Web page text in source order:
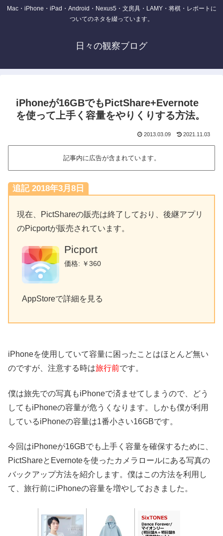
Mac・iPhone・iPad・Android・Nexus5・文房具・LAMY・将棋・レポートに
ついてのネタを綴っています。
日々の観察ブログ
iPhoneが16GBでもPictShare+Evernote
を使って上手く容量をやりくりする方法。
2013.03.09 2021.11.03
記事内に広告が含まれています。
追記 2018年3月8日
現在、PictShareの販売は終了しており、後継アプリ
のPicportが販売されています。
Picport
価格: ￥360
AppStoreで詳細を見る
iPhoneを使用していて容量に困ったことはほとんど無い
のですが、注意する時は旅行前です。
僕は旅先での写真もiPhoneで済ませてしまうので、どう
してもiPhoneの容量が危うくなります。しかも僕が利用
しているiPhoneの容量は1番小さい16GBです。
今回はiPhoneが16GBでも上手く容量を確保するために、
PictShareとEvernoteを使ったカメラロールにある写真の
バックアップ方法を紹介します。僕はこの方法を利用し
て、旅行前にiPhoneの容量を増やしておきました。